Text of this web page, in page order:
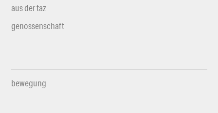
aus der taz
genossenschaft
bewegung